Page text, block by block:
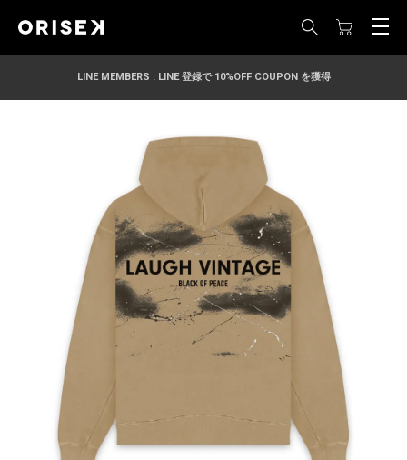
LINE MEMBERS : LINE 登録で 10%OFF COUPON を獲得